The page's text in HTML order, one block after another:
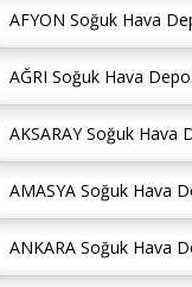
AFYON Soğuk Hava
AĞRI Soğuk Hava
AKSARAY Soğuk Hava
AMASYA Soğuk Hava
ANKARA Soğuk Hava